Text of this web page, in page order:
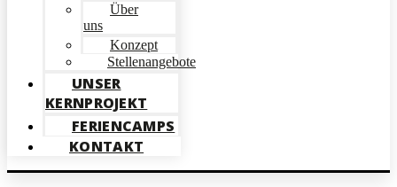
Über
uns
Konzept
Stellenangebote
UNSER
KERNPROJEKT
FERIENCAMPS
KONTAKT